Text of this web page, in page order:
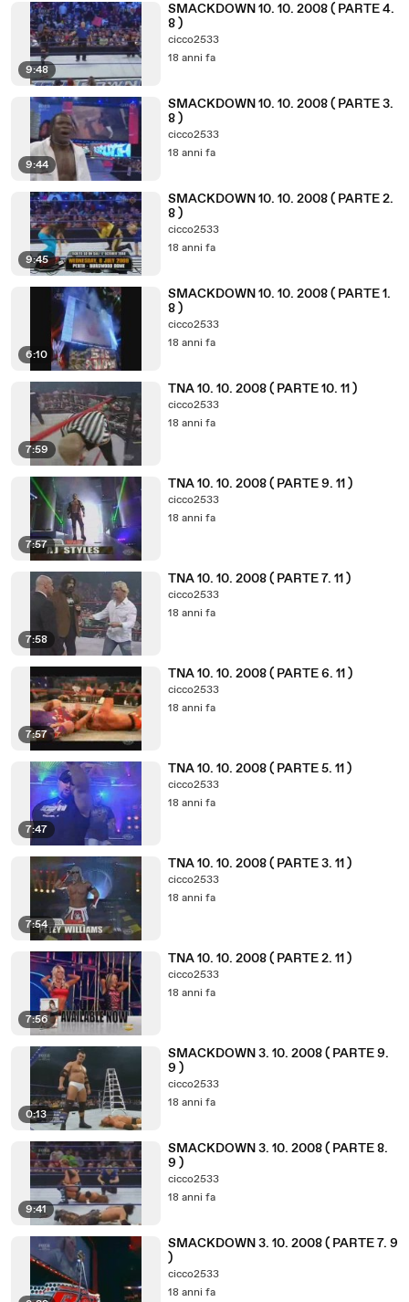
9:48
SMACKDOWN 10. 10. 2008 ( PARTE 4.
8 )
cicco2533
18 anni fa
9:44
SMACKDOWN 10. 10. 2008 ( PARTE 3.
8 )
cicco2533
18 anni fa
9:45
SMACKDOWN 10. 10. 2008 ( PARTE 2.
8 )
cicco2533
18 anni fa
6:10
SMACKDOWN 10. 10. 2008 ( PARTE 1.
8 )
cicco2533
18 anni fa
7:59
TNA 10. 10. 2008 ( PARTE 10. 11 )
cicco2533
18 anni fa
7:57
TNA 10. 10. 2008 ( PARTE 9. 11 )
cicco2533
18 anni fa
7:58
TNA 10. 10. 2008 ( PARTE 7. 11 )
cicco2533
18 anni fa
7:57
TNA 10. 10. 2008 ( PARTE 6. 11 )
cicco2533
18 anni fa
7:47
TNA 10. 10. 2008 ( PARTE 5. 11 )
cicco2533
18 anni fa
7:54
TNA 10. 10. 2008 ( PARTE 3. 11 )
cicco2533
18 anni fa
7:56
TNA 10. 10. 2008 ( PARTE 2. 11 )
cicco2533
18 anni fa
0:13
SMACKDOWN 3. 10. 2008 ( PARTE 9.
9 )
cicco2533
18 anni fa
9:41
SMACKDOWN 3. 10. 2008 ( PARTE 8.
9 )
cicco2533
18 anni fa
SMACKDOWN 3. 10. 2008 ( PARTE 7. 9
)
cicco2533
18 anni fa